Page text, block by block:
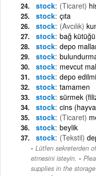
stock (Ticaret)
stock çıta
stock (Avcılık)
stock bağ kütüğü
stock depo
stock
stock mevcut mal
stock depo
stock tamamen
stock sürmek
stock cins
stock (Ticaret)
stock beylik
stock (Tekstil)
Lütfen sekreterden
etmesini isteyin. -
supplies in the